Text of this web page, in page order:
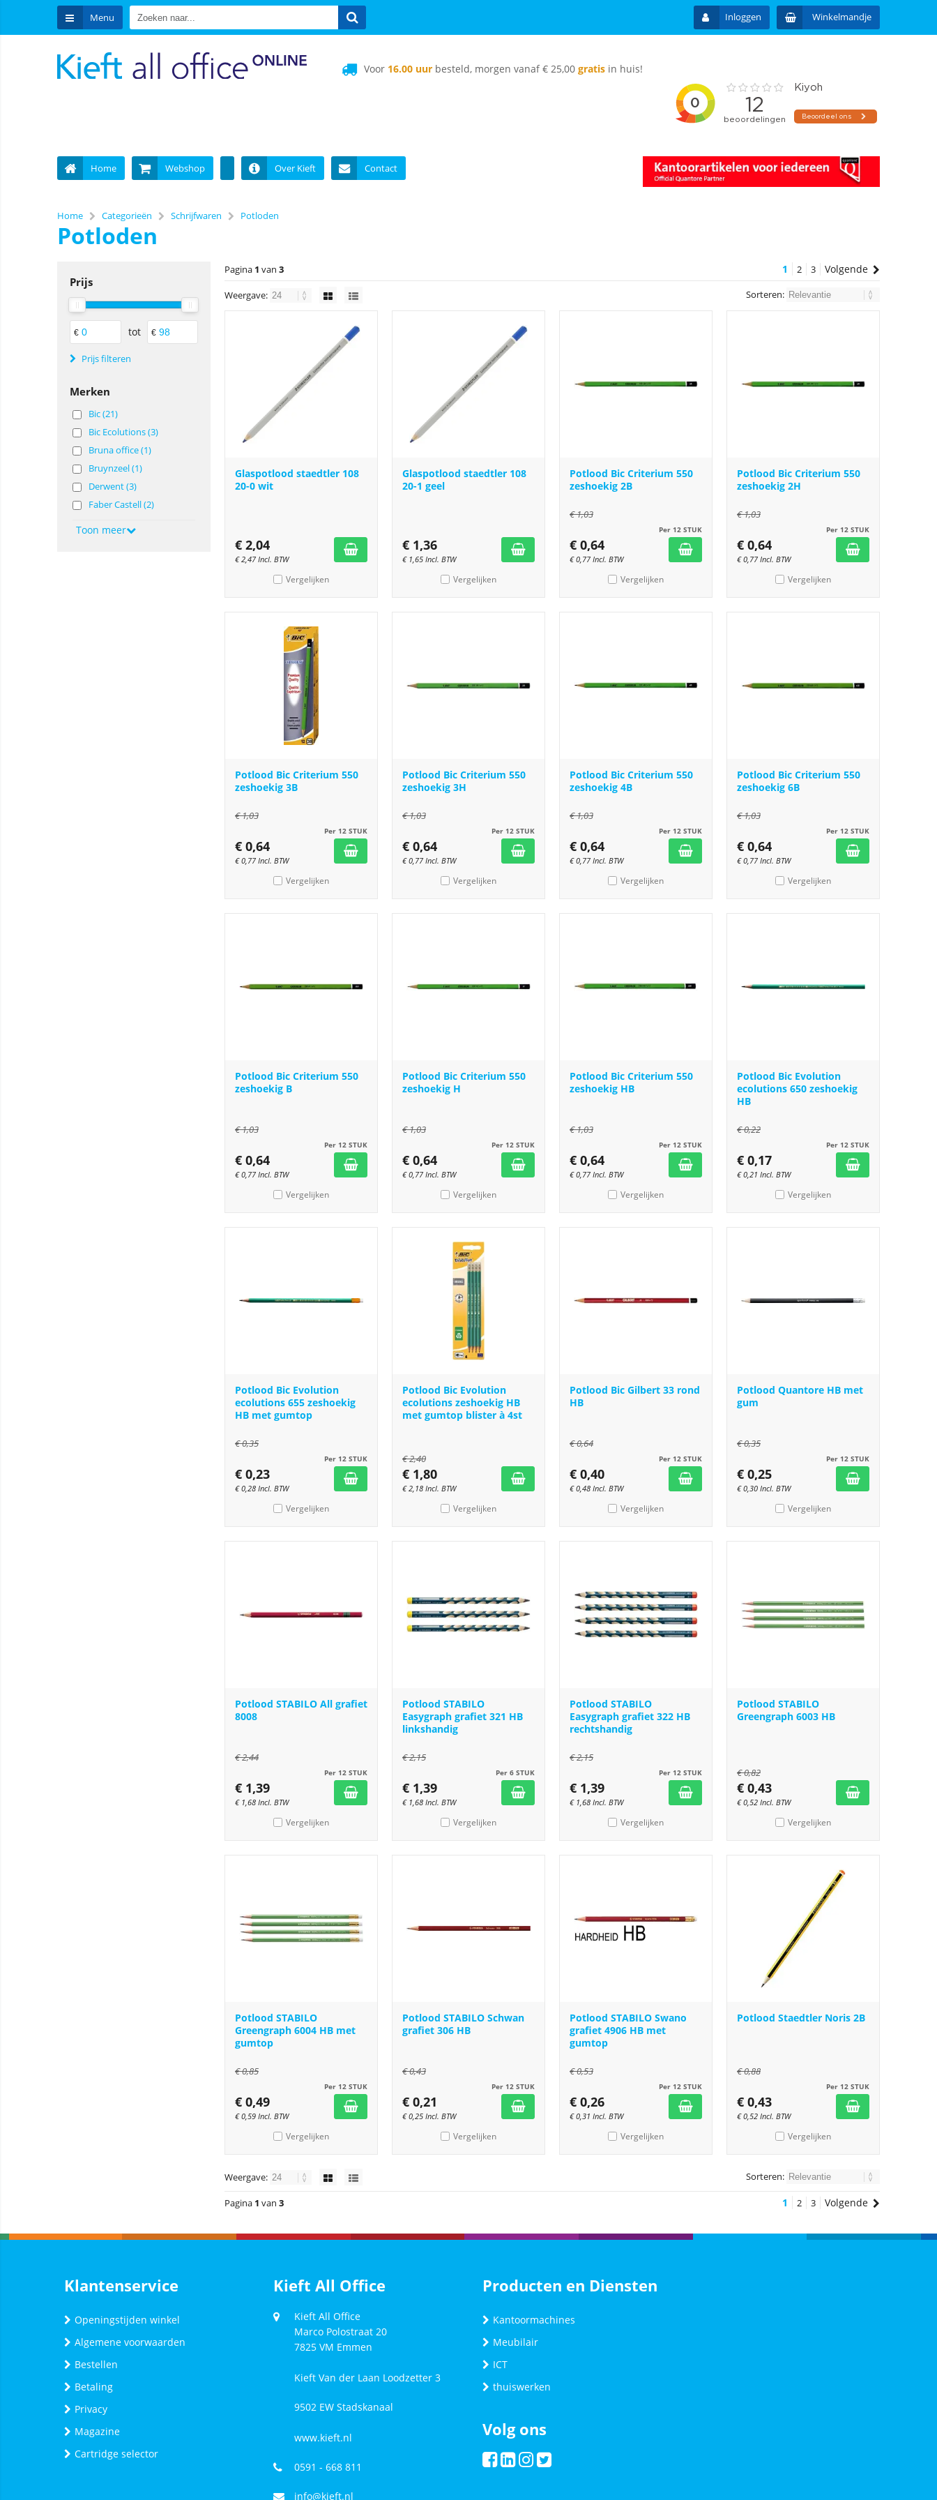
Menu Inloggen Winkelmandje
Voor 16.00 uur besteld, morgen vanaf € 25,00 gratis in huis!
Home Webshop Over Kieft Contact
Home Categorieën Schrijfwaren Potloden
Potloden
Prijs
€ tot €
Prijs filteren
Merken
Bic (21)
Bic Ecolutions (3)
Bruna office (1)
Bruynzeel (1)
Derwent (3)
Faber Castell (2)
Toon meer
Pagina 1 van 3 1 2 3 Volgende
Weergave: Sorteren:
Glaspotlood staedtler 108
20-0 wit
€ 2,04
€2,47 Incl. BTW
Vergelijken
Glaspotlood staedtler 108
20-1 geel
€ 1,36
€ 1,65 Incl. BTW
Vergelijken
Potlood Bic Criterium 550
zeshoekig 2B
€1,03
Per 12 STUK
€ 0,64
€0,77 Incl. BTW
Vergelijken
Potlood Bic Criterium 550
zeshoekig 2H
€1,03
Per 12 STUK
€ 0,64
€0,77 Incl. BTW
Vergelijken
Potlood Bic Criterium 550
zeshoekig 3B
€1,03
Per 12 STUK
€ 0,64
€0,77 Incl. BTW
Vergelijken
Potlood Bic Criterium 550
zeshoekig 3H
€1,03
Per 12 STUK
€ 0,64
€0,77 Incl. BTW
Vergelijken
Potlood Bic Criterium 550
zeshoekig 4B
€1,03
Per 12 STUK
€ 0,64
€0,77 Incl. BTW
Vergelijken
Potlood Bic Criterium 550
zeshoekig 6B
€1,03
Per 12 STUK
€ 0,64
€0,77 Incl. BTW
Vergelijken
Potlood Bic Criterium 550
zeshoekig B
€1,03
Per 12 STUK
€ 0,64
€0,77 Incl. BTW
Vergelijken
Potlood Bic Criterium 550
zeshoekig H
€1,03
Per 12 STUK
€ 0,64
€0,77 Incl. BTW
Vergelijken
Potlood Bic Criterium 550
zeshoekig HB
€1,03
Per 12 STUK
€ 0,64
€0,77 Incl. BTW
Vergelijken
Potlood Bic Evolution
ecolutions 650 zeshoekig
HB
€0,22
Per 12 STUK
€ 0,17
€0,21 Incl. BTW
Vergelijken
Potlood Bic Evolution
ecolutions 655 zeshoekig
HB met gumtop
€0,35
Per 12 STUK
€ 0,23
€0,28 Incl. BTW
Vergelijken
Potlood Bic Evolution
ecolutions zeshoekig HB
met gumtop blister à 4st
€2,40
€ 1,80
€2,18 Incl. BTW
Vergelijken
Potlood Bic Gilbert 33 rond
HB
€0,64
Per 12 STUK
€ 0,40
€0,48 Incl. BTW
Vergelijken
Potlood Quantore HB met
gum
€0,35
Per 12 STUK
€ 0,25
€0,30 Incl. BTW
Vergelijken
Potlood STABILO All grafiet
8008
€2,44
Per 12 STUK
€ 1,39
€ 1,68 Incl. BTW
Vergelijken
Potlood STABILO
Easygraph grafiet 321 HB
linkshandig
€2,15
Per 6 STUK
€ 1,39
€ 1,68 Incl. BTW
Vergelijken
Potlood STABILO
Easygraph grafiet 322 HB
rechtshandig
€2,15
Per 12 STUK
€ 1,39
€ 1,68 Incl. BTW
Vergelijken
Potlood STABILO
Greengraph 6003 HB
€0,82
€ 0,43
€0,52 Incl. BTW
Vergelijken
Potlood STABILO
Greengraph 6004 HB met
gumtop
€0,85
Per 12 STUK
€ 0,49
€0,59 Incl. BTW
Vergelijken
Potlood STABILO Schwan
grafiet 306 HB
€0,43
Per 12 STUK
€ 0,21
€0,25 Incl. BTW
Vergelijken
Potlood STABILO Swano
grafiet 4906 HB met
gumtop
€0,53
Per 12 STUK
€ 0,26
€0,31 Incl. BTW
Vergelijken
Potlood Staedtler Noris 2B
€0,88
Per 12 STUK
€ 0,43
€0,52 Incl. BTW
Vergelijken
Weergave: Sorteren:
Pagina 1 van 3 1 2 3 Volgende
Klantenservice
Openingstijden winkel
Algemene voorwaarden
Bestellen
Betaling
Privacy
Magazine
Cartridge selector
Kieft All Office
Kieft All Office
Marco Polostraat 20
7825 VM Emmen
Kieft Van der Laan Loodzetter 3
9502 EW Stadskanaal
www.kieft.nl
0591 - 668 811
info@kieft.nl
Producten en Diensten
Kantoormachines
Meubilair
ICT
thuiswerken
Volg ons